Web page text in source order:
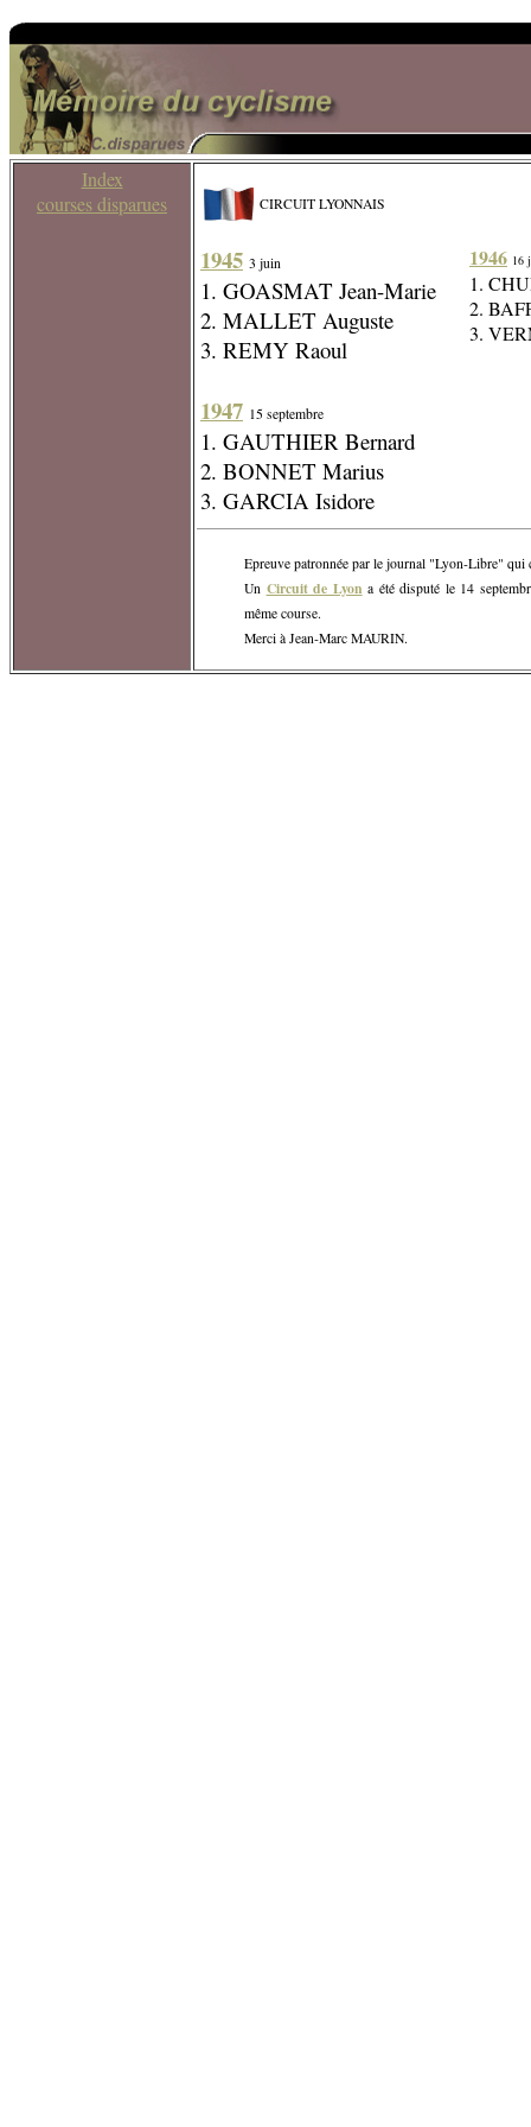
Index
courses disparues
CIRCUIT LYONNAIS
1945 3 juin
1. GOASMAT Jean-Marie
2. MALLET Auguste
3. REMY Raoul
1947 15 septembre
1. GAUTHIER Bernard
2. BONNET Marius
3. GARCIA Isidore
1946 16
1.
2.
3.
Epreuve patronnée par le journal "Lyon-Libre" qui
Un Circuit de Lyon a été disputé le 14
même course.
Merci à Jean-Marc MAURIN.